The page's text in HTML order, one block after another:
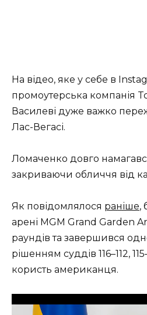
На відео, яке у себе в
промоутерська компанія
Василеві дуже важко
Лас-Вегасі.
Ломаченко довго
закриваючи обличчя від
Як повідомлялося раніше,
арені MGM Grand Garden
раундів та завершився
рішенням суддів 116–112,
користь американця.